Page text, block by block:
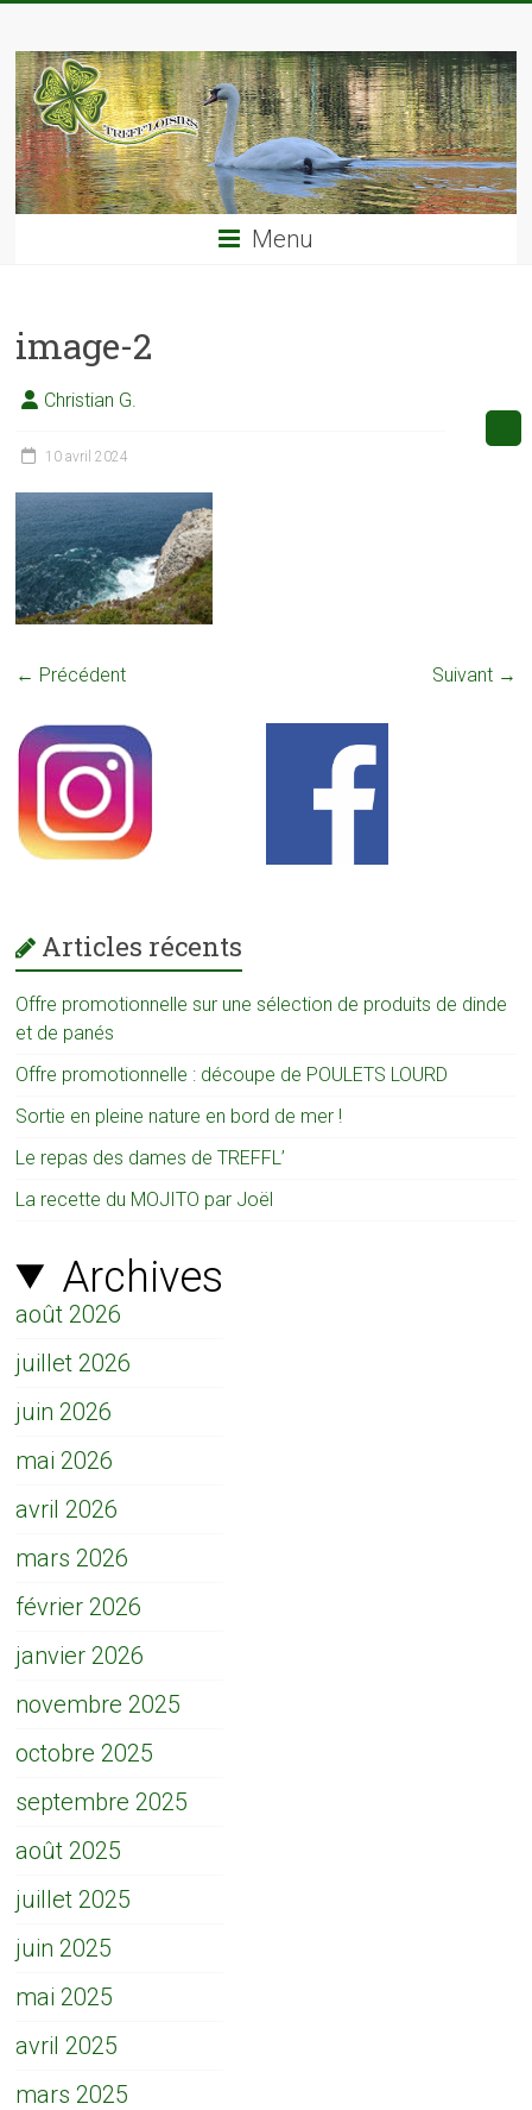
content
TREFF'LOISIRS
Menu
image-2
Christian G.
10 avril 2024
← Précédent Suivant →
Articles récents
Offre promotionnelle sur une sélection de produits de dinde
et de panés
Offre promotionnelle : découpe de POULETS LOURD
Sortie en pleine nature en bord de mer !
Le repas des dames de TREFFL’
La recette du MOJITO par Joël
Archives
août 2026
juillet 2026
juin 2026
mai 2026
avril 2026
mars 2026
février 2026
janvier 2026
novembre 2025
octobre 2025
septembre 2025
août 2025
juillet 2025
juin 2025
mai 2025
avril 2025
mars 2025